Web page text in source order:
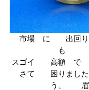
市場 に 出回
も
スゴイ 高額 で 取
さて 困りました
う、 眉